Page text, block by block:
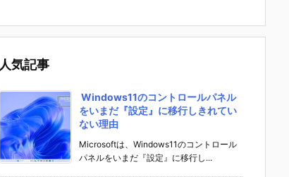
人気記事
Windows11のコントロールパネル
をいまだ『設定』に移行しきれてい
ない理由
Microsoftは、Windows11のコントロール
パネルをいまだ『設定』に移行し...